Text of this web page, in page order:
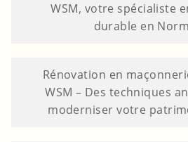
WSM, votre spécialiste
durable en
Rénovation en
WSM – Des techniques
moderniser votre